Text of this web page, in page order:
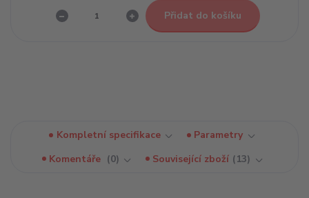
Přidat do košíku
Kompletní specifikace
Parametry
Komentáře
0 Související zboží 13